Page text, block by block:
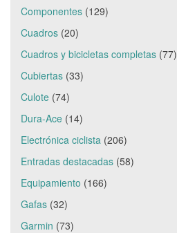
Componentes (129)
Cuadros (20)
Cuadros y bicicletas completas (77)
Cubiertas (33)
Culote (74)
Dura-Ace (14)
Electrónica ciclista (206)
Entradas destacadas (58)
Equipamiento (166)
Gafas (32)
Garmin (73)